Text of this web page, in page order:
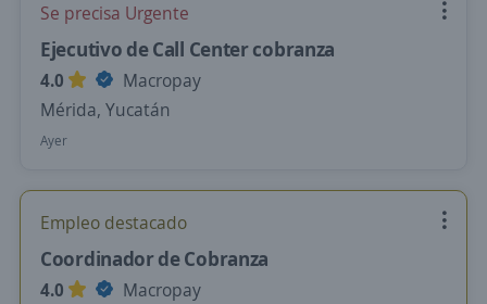
Se precisa Urgente
Ejecutivo de Call Center cobranza
4.0
Macropay
Mérida, Yucatán
Ayer
Empleo destacado
Coordinador de Cobranza
4.0
Macropay